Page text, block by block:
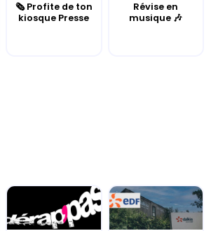
🗞️ Profite de ton
kiosque Presse
Révise en
musique 🎶